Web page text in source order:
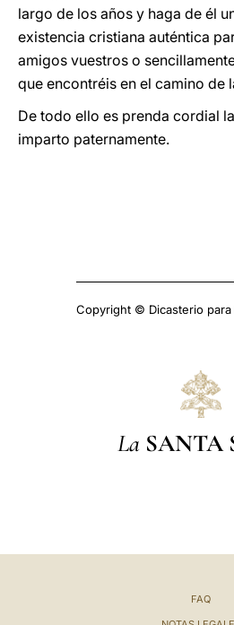
largo de los años y haga de él
existencia cristiana auténtica
amigos vuestros o
que encontréis en el camino de
De todo ello es prenda cordial
imparto paternamente.
Copyright © Dicasterio para
La SANTA
FAQ